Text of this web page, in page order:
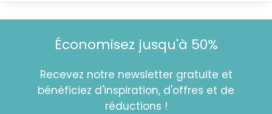
Économisez jusqu'à 50%
Recevez notre newsletter gratuite et
bénéficiez d'inspiration, d'offres et de
réductions !